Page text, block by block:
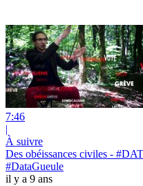
7:46
|
À suivre
Des obéissances civiles -
#DataGueule
il y a 9 ans